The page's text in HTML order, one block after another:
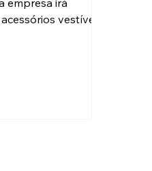
vestíveis,